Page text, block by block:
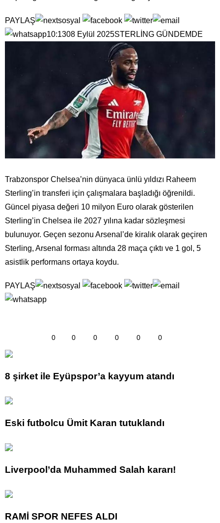
PAYLAŞ
10:1308 Eylül 2025STERLİNG GÜNDEMDE
Trabzonspor Chelsea’nin dünyaca ünlü yıldızı Raheem
Sterling’in transferi için çalışmalara başladığı öğrenildi.
Güncel piyasa değeri 10 milyon Euro olarak gösterilen
Sterling’in Chelsea ile 2027 yılına kadar sözleşmesi
bulunuyor. Geçen sezonu Arsenal’de kiralık olarak geçiren
Sterling, Arsenal forması altında 28 maça çıktı ve 1 gol, 5
asistlik performans ortaya koydu.
PAYLAŞ
0 0 0 0 0 0
8 şirket ile Eyüpspor’a kayyum atandı
Eski futbolcu Ümit Karan tutuklandı
Liverpool’da Muhammed Salah kararı!
RAMİ SPOR NEFES ALDI